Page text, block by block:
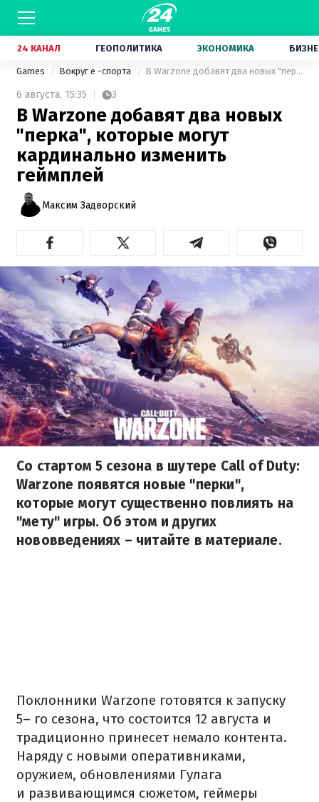
24 КАНАЛ ГЕОПОЛИТИКА ЭКОНОМИКА
Games Вокруг е -спорта В Warzone добавят два новых "перка", которые могут кардинально изменить геймплей
6 августа, 15:35 3
В Warzone добавят два новых
"перка", которые могут
кардинально изменить
геймплей
Максим Задворский
Со стартом 5 сезона в шутере Call of Duty:
Warzone появятся новые "перки",
которые могут существенно повлиять на
"мету" игры. Об этом и других
нововведениях – читайте в материале.
Поклонники Warzone готовятся к запуску
5– го сезона, что состоится 12 августа и
традиционно принесет немало контента.
Наряду с новыми оперативниками,
оружием, обновлениями Гулага
и развивающимся сюжетом, геймеры